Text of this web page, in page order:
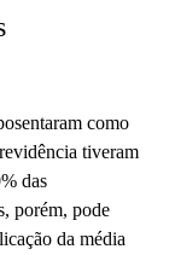
como
tiveram
das
porém, pode
da média